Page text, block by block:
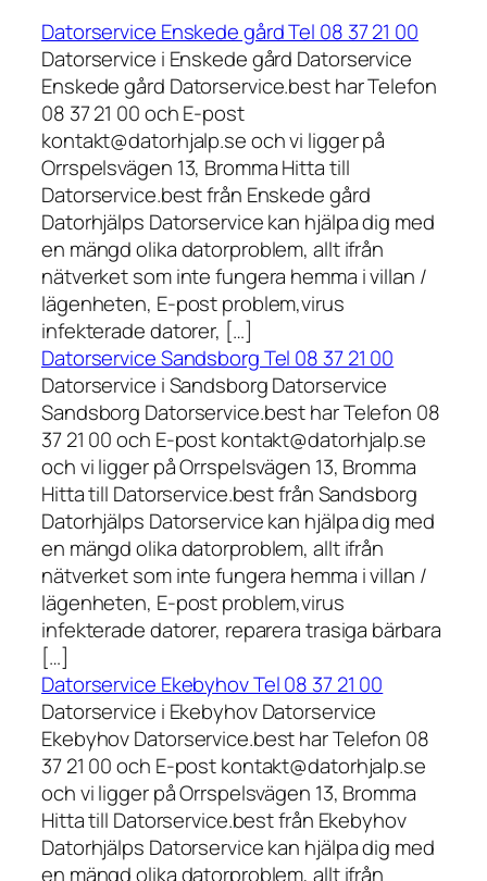
Datorservice Enskede gård Tel 08 37 21 00
Datorservice i Enskede gård Datorservice
Enskede gård Datorservice.best har Telefon
08 37 21 00 och E-post
kontakt@datorhjalp.se och vi ligger på
Orrspelsvägen 13, Bromma Hitta till
Datorservice.best från Enskede gård
Datorhjälps Datorservice kan hjälpa dig med
en mängd olika datorproblem, allt ifrån
nätverket som inte fungera hemma i villan /
lägenheten, E-post problem,virus
infekterade datorer, […]
Datorservice Sandsborg Tel 08 37 21 00
Datorservice i Sandsborg Datorservice
Sandsborg Datorservice.best har Telefon 08
37 21 00 och E-post kontakt@datorhjalp.se
och vi ligger på Orrspelsvägen 13, Bromma
Hitta till Datorservice.best från Sandsborg
Datorhjälps Datorservice kan hjälpa dig med
en mängd olika datorproblem, allt ifrån
nätverket som inte fungera hemma i villan /
lägenheten, E-post problem,virus
infekterade datorer, reparera trasiga bärbara
[…]
Datorservice Ekebyhov Tel 08 37 21 00
Datorservice i Ekebyhov Datorservice
Ekebyhov Datorservice.best har Telefon 08
37 21 00 och E-post kontakt@datorhjalp.se
och vi ligger på Orrspelsvägen 13, Bromma
Hitta till Datorservice.best från Ekebyhov
Datorhjälps Datorservice kan hjälpa dig med
en mängd olika datorproblem, allt ifrån